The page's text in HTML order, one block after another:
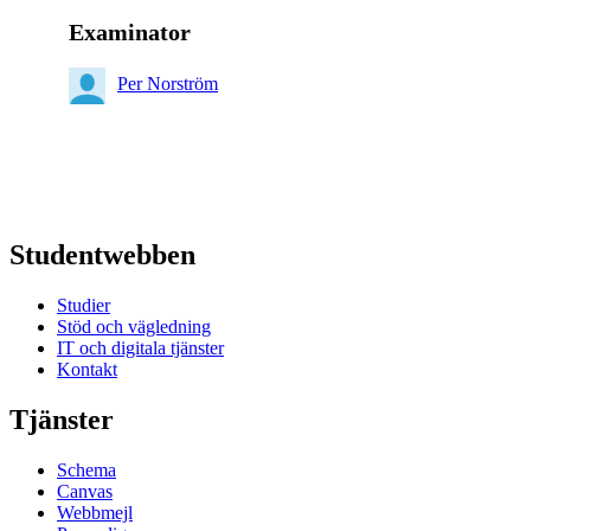
Examinator
Per Norström
Studentwebben
Studier
Stöd och vägledning
IT och digitala tjänster
Kontakt
Tjänster
Schema
Canvas
Webbmejl